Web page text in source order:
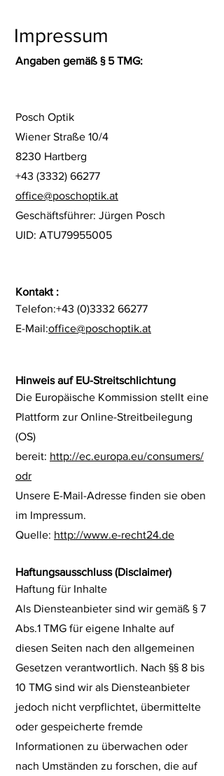
Impressum
Angaben gemäß § 5 TMG:
Posch Optik
Wiener Straße 10/4
8230 Hartberg
+43 (3332) 66277
office@poschoptik.at
Geschäftsführer: Jürgen Posch
UID: ATU79955005
Kontakt :
Telefon:+43 (0)3332 66277
E-Mail:office@poschoptik.at
Hinweis auf EU-Streitschlichtung
Die Europäische Kommission stellt eine
Plattform zur Online-Streitbeilegung
(OS)
bereit: http://ec.europa.eu/consumers/
odr
Unsere E-Mail-Adresse finden sie oben
im Impressum.
Quelle: http://www.e-recht24.de
Haftungsausschluss (Disclaimer)
Haftung für Inhalte
Als Diensteanbieter sind wir gemäß § 7
Abs.1 TMG für eigene Inhalte auf
diesen Seiten nach den allgemeinen
Gesetzen verantwortlich. Nach §§ 8 bis
10 TMG sind wir als Diensteanbieter
jedoch nicht verpflichtet, übermittelte
oder gespeicherte fremde
Informationen zu überwachen oder
nach Umständen zu forschen, die auf